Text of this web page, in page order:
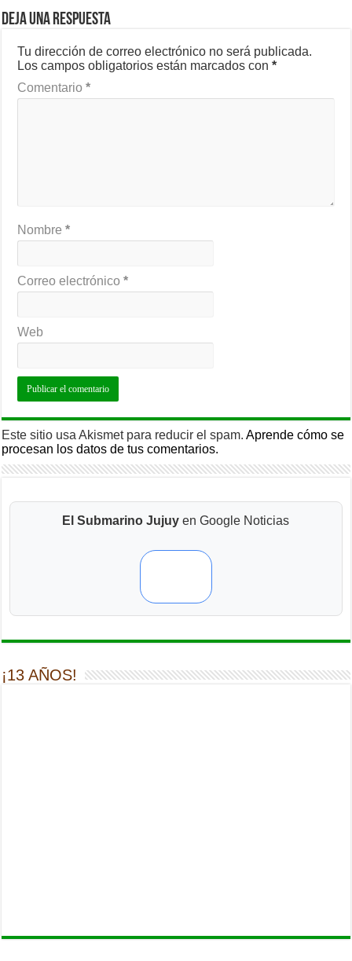
Deja una respuesta
Tu dirección de correo electrónico no será publicada.
Los campos obligatorios están marcados con*
Comentario*
Nombre*
Correo electrónico*
Web
Este sitio usa Akismet para reducir el spam.Aprende cómo se
procesan los datos de tus comentarios.
El Submarino Jujuy en Google Noticias
¡13 AÑOS!